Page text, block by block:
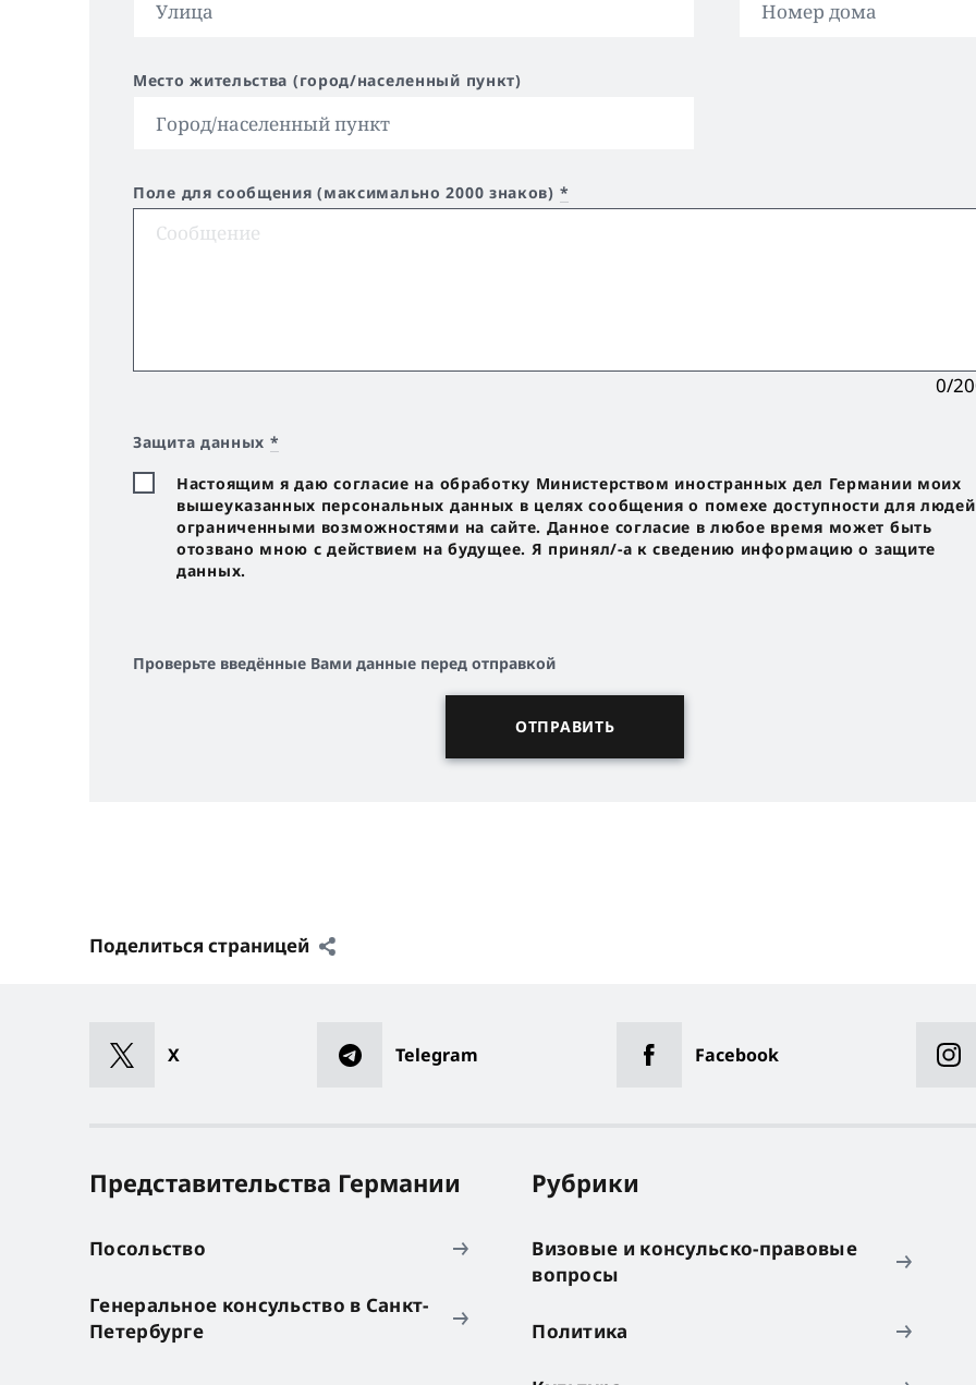
Место жительства (город/населенный пункт)
Поле для сообщения (максимально 2000 знаков) *
0/
Защита данных *
Настоящим я даю согласие на обработку Министерством иностранных дел Германии моих
вышеуказанных персональных данных в целях сообщения о помехе доступности для
ограниченными возможностями на сайте. Данное согласие в любое время может быть
отозвано мною с действием на будущее. Я принял/-a к сведению информацию о защите
данных.
Проверьте введённые Вами данные перед отправкой
Поделиться страницей
X Telegram Facebook
Представительства Германии
Посольство
Генеральное консульство в Санкт-
Петербурге
Рубрики
Визовые и консульско-правовые
вопросы
Политика